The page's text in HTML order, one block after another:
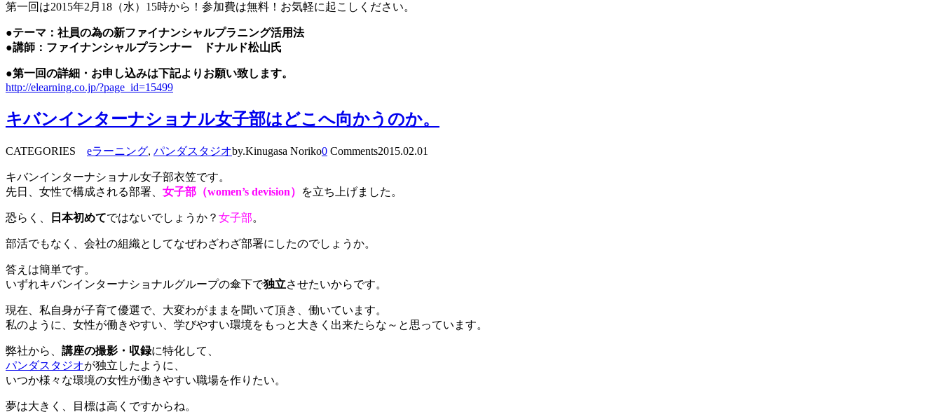
第一回は2015年2月18（水）15時から！参加費は無料！お気軽に起こしください。
●テーマ：社員の為の新ファイナンシャルプラニング活用法
●講師：ファイナンシャルプランナー ドナルド松山氏
●第一回の詳細・お申し込みは下記よりお願い致します。
http://elearning.co.jp/?page_id=15499
キバンインターナショナル女子部はどこへ向かうのか。
CATEGORIES eラーニング, パンダスタジオby.Kinugasa Noriko0 Comments2015.02.01
キバンインターナショナル女子部衣笠です。
先日、女性で構成される部署、 女子部（women’s devision） を立ち上げました。
恐らく、 日本初めてではないでしょうか？ 女子部。
部活でもなく、会社の組織としてなぜわざわざ部署にしたのでしょうか。
答えは簡単です。
いずれキバンインターナショナルグループの傘下で独立させたいからです。
現在、私自身が子育て優選で、大変わがままを聞いて頂き、働いています。
私のように、女性が働きやすい、学びやすい環境をもっと大きく出来たらな～と思っています。
弊社から、 講座の撮影・収録に特化して、
パンダスタジオが独立したように、
いつか様々な環境の女性が働きやすい職場を作りたい。
夢は大きく、目標は高くですからね。